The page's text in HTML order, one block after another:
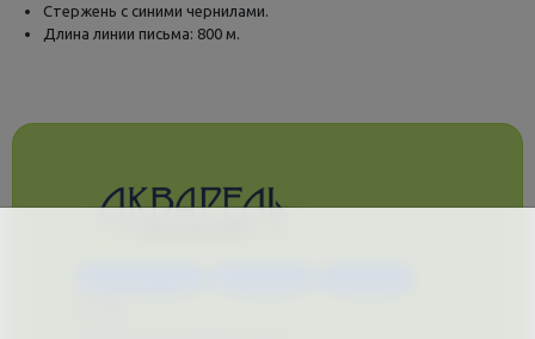
Стержень с синими чернилами.
Длина линии письма: 800 м.